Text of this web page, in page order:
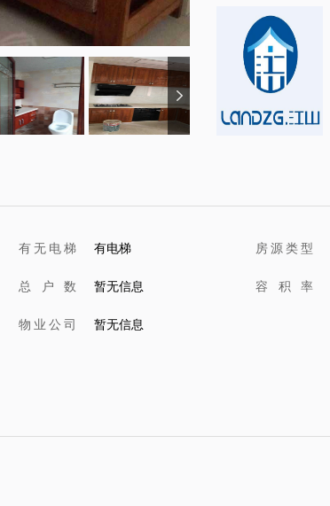
有无电梯 有电梯 房源类型
总户数 暂无信息 容积率
物业公司 暂无信息